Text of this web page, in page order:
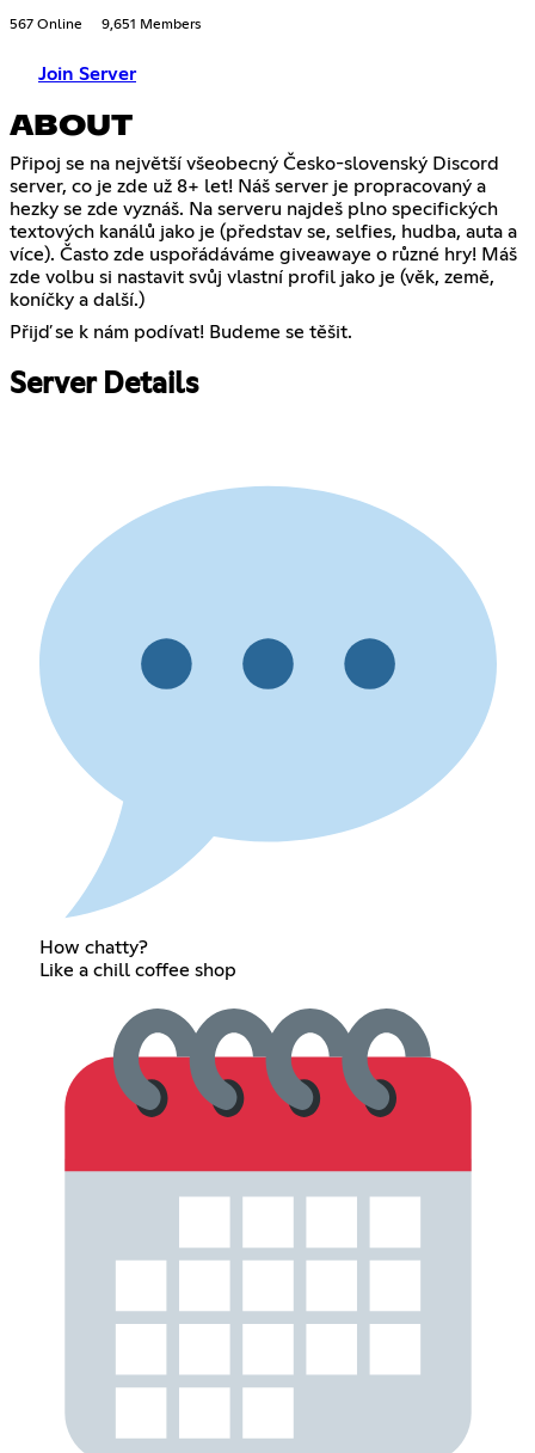
567 Online 9,651 Members
Join Server
ABOUT
Připoj se na největší všeobecný Česko-slovenský Discord
server, co je zde už 8+ let! Náš server je propracovaný a
hezky se zde vyznáš. Na serveru najdeš plno specifických
textových kanálů jako je (představ se, selfies, hudba, auta a
více). Často zde uspořádáváme giveawaye o různé hry! Máš
zde volbu si nastavit svůj vlastní profil jako je (věk, země,
koníčky a další.)
Přijď se k nám podívat! Budeme se těšit.
Server Details
How chatty?
Like a chill coffee shop